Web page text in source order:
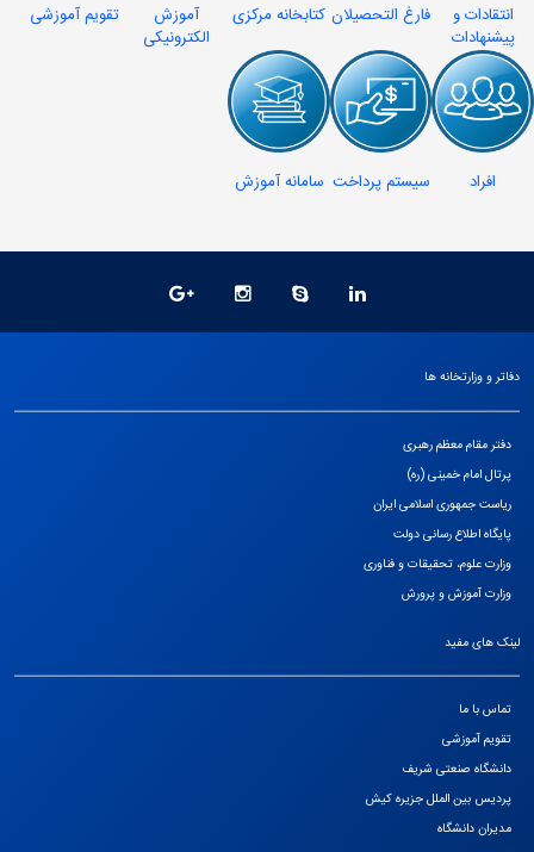
انتقادات و
پیشنهادات
فارغ التحصیلان کتابخانه مرکزی
آموزش
الکترونیکی
تقویم آموزشی
افراد سیستم پرداخت سامانه آموزش
دفاتر و وزارتخانه ها
دفتر مقام معظم رهبری
پرتال امام خمینی (ره)
ریاست جمهوری اسلامی ایران
پایگاه اطلاع رسانی دولت
وزارت علوم، تحقیقات و فناوری
وزارت آموزش و پرورش
لینک های مفید
تماس با ما
تقویم آموزشی
دانشگاه صنعتی شریف
پردیس بین الملل جزیره کیش
مدیران دانشگاه